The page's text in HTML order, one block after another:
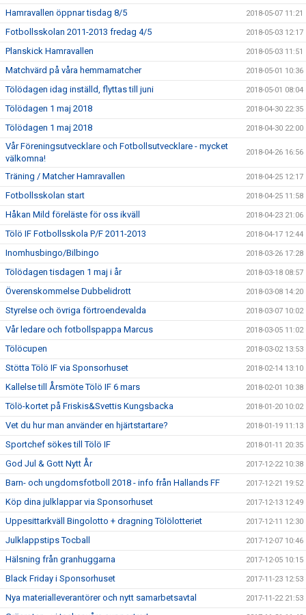
Hamravallen öppnar tisdag 8/5 2018-05-07 11:21
Fotbollsskolan 2011-2013 fredag 4/5 2018-05-03 12:17
Planskick Hamravallen 2018-05-03 11:51
Matchvärd på våra hemmamatcher 2018-05-01 10:36
Tölödagen idag inställd, flyttas till juni 2018-05-01 08:04
Tölödagen 1 maj 2018 2018-04-30 22:35
Tölödagen 1 maj 2018 2018-04-30 22:00
Vår Föreningsutvecklare och Fotbollsutvecklare - mycket
välkomna!
2018-04-26 16:56
Träning / Matcher Hamravallen 2018-04-25 12:17
Fotbollsskolan start 2018-04-25 11:58
Håkan Mild föreläste för oss ikväll 2018-04-23 21:06
Tölö IF Fotbollsskola P/F 2011-2013 2018-04-17 12:44
Inomhusbingo/Bilbingo 2018-03-26 17:28
Tölödagen tisdagen 1 maj i år 2018-03-18 08:57
Överenskommelse Dubbelidrott 2018-03-08 14:20
Styrelse och övriga förtroendevalda 2018-03-07 10:02
Vår ledare och fotbollspappa Marcus 2018-03-05 11:02
Tölöcupen 2018-03-02 13:53
Stötta Tölö IF via Sponsorhuset 2018-02-14 13:10
Kallelse till Årsmöte Tölö IF 6 mars 2018-02-01 10:38
Tölö-kortet på Friskis&Svettis Kungsbacka 2018-01-20 10:02
Vet du hur man använder en hjärtstartare? 2018-01-19 11:13
Sportchef sökes till Tölö IF 2018-01-11 20:35
God Jul & Gott Nytt År 2017-12-22 10:38
Barn- och ungdomsfotboll 2018 - info från Hallands FF 2017-12-21 19:52
Köp dina julklappar via Sponsorhuset 2017-12-13 12:49
Uppesittarkväll Bingolotto + dragning Tölölotteriet 2017-12-11 12:30
Julklappstips Tocball 2017-12-07 10:46
Hälsning från granhuggarna 2017-12-05 10:15
Black Friday i Sponsorhuset 2017-11-23 12:53
Nya materialleverantörer och nytt samarbetsavtal 2017-11-22 21:53